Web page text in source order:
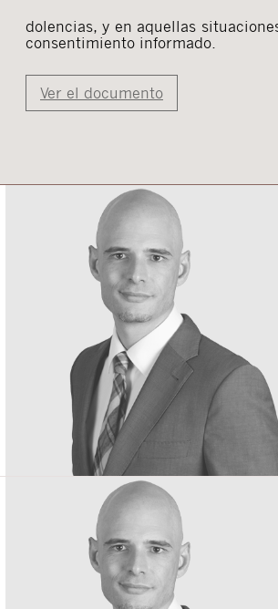
dolencias, y en aquellas
consentimiento informado.
Ver el documento